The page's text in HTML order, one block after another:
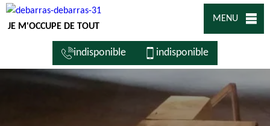
JE M'OCCUPE DE TOUT
MENU
indisponible indisponible